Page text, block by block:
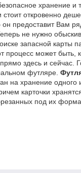
хранение и
стоит откровенно
он предоставит Вам
не нужно
запасной карты
процесс может быть,
здесь и сейчас.
футляре.
на хранение одного
карточки
под их